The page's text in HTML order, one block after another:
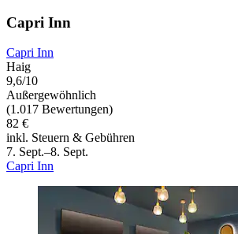
Capri Inn
Capri Inn
Haig
9,6/10
Außergewöhnlich
(1.017 Bewertungen)
82 €
inkl. Steuern & Gebühren
7. Sept.–8. Sept.
Capri Inn